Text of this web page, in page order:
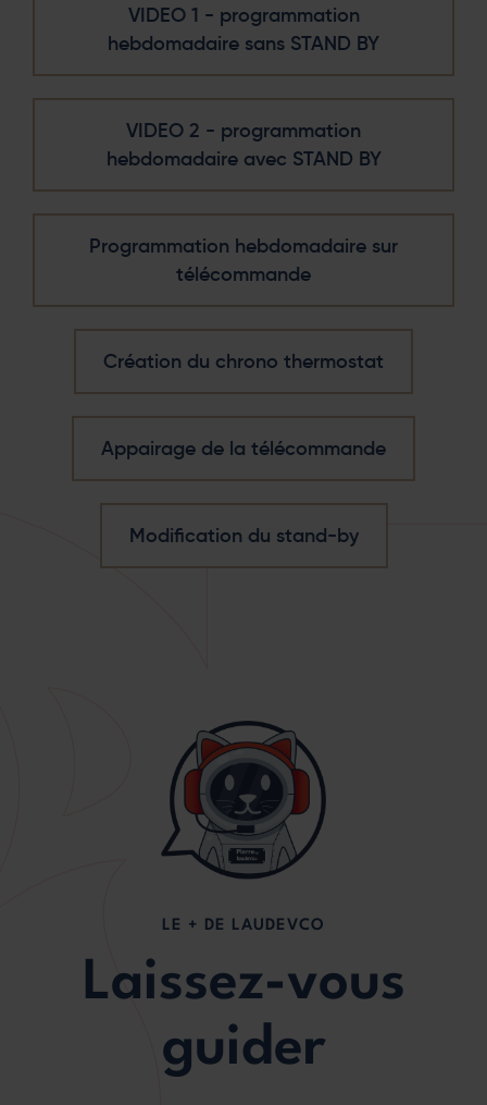
VIDEO 1 - programmation
hebdomadaire sans STAND BY
VIDEO 2 - programmation
hebdomadaire avec STAND BY
Programmation hebdomadaire sur
télécommande
Création du chrono thermostat
Appairage de la télécommande
Modification du stand-by
LE + DE LAUDEVCO
Laissez-vous
guider